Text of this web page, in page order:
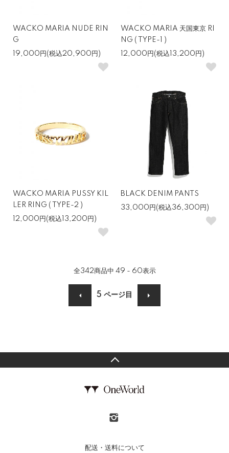
WACKO MARIA NUDE RIN
G
19,000円(税込20,900円)
WACKO MARIA 天国東京 RI
NG ( TYPE-1 )
12,000円(税込13,200円)
WACKO MARIA PUSSY KIL
LER RING ( TYPE-2 )
12,000円(税込13,200円)
BLACK DENIM PANTS
33,000円(税込36,300円)
全342商品中 49 - 60表示
5 ページ目
配送・送料について